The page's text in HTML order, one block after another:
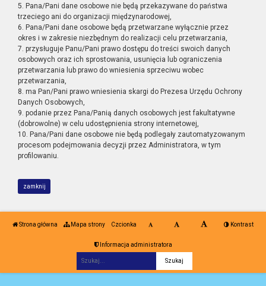
5. Pana/Pani dane osobowe nie będą przekazywane do państwa
trzeciego ani do organizacji międzynarodowej,
6. Pana/Pani dane osobowe będą przetwarzane wyłącznie przez
okres i w zakresie niezbędnym do realizacji celu przetwarzania,
7. przysługuje Panu/Pani prawo dostępu do treści swoich danych
osobowych oraz ich sprostowania, usunięcia lub ograniczenia
przetwarzania lub prawo do wniesienia sprzeciwu wobec
przetwarzania,
8. ma Pan/Pani prawo wniesienia skargi do Prezesa Urzędu Ochrony
Danych Osobowych,
9. podanie przez Pana/Panią danych osobowych jest fakultatywne
(dobrowolne) w celu udostępnienia strony internetowej,
10. Pana/Pani dane osobowe nie będą podlegały zautomatyzowanym
procesom podejmowania decyzji przez Administratora, w tym
profilowaniu.
zamknij
Strona główna Mapa strony Czcionka Kontrast
Informacja administratora